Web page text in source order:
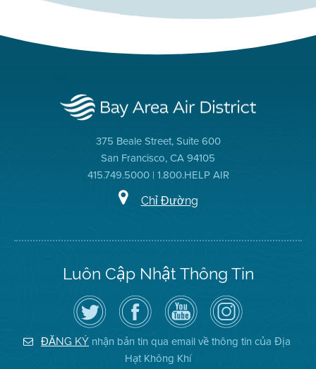
375 Beale Street, Suite 600
San Francisco, CA 94105
415.749.5000 | 1.800.HELP AIR
Chỉ Đường
Luôn Cập Nhật Thông Tin
Hãy
theo
dõi
Địa
Hạt
Không
Truy
cập
Trang
Facebook
của
Địa
Hạt
Kênh
YouTube
của
Địa
Hạt
Không
Khí
Air
District
on
Instagram
ĐĂNG KÝ nhận bản tin qua email về thông tin của Địa
Hạt Không Khí